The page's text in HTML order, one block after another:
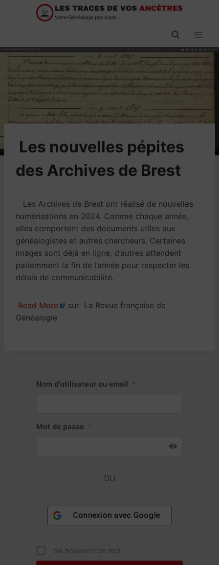
​Les nouvelles pépites
des Archives de Brest
Les Archives de Brest ont réalisé de nouvelles
numérisations en 2024. Comme chaque année,
elles comportent des documents utiles aux
généalogistes et autres chercheurs. Certaines
images sont déjà en ligne, d’autres attendent
patiemment la fin de l’année pour respecter les
délais de communicabilité.
Read More
sur La Revue française de
Généalogie
Nom d'utilisateur ou email
Mot de passe
OU
Connexion avec Google
Se souvenir de moi